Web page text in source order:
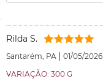
Rilda S.
Santarém, PA | 01/05/2026
VARIAÇÃO: 300 G